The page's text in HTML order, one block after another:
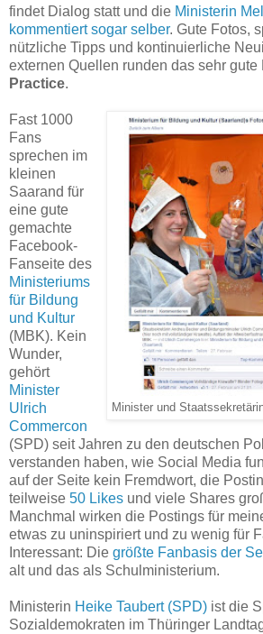
findet Dialog statt und die Ministerin
kommentiert sogar selber. Gute Fotos,
nützliche Tipps und kontinuierliche
externen Quellen runden das sehr gute
Practice.
Minister und
Fast 1000
Fans
sprechen im
kleinen
Saarand für
eine gute
gemachte
Facebook-
Fanseite des
Ministeriums
für Bildung
und Kultur
(MBK). Kein
Wunder,
gehört
Minister
Ulrich
Commercon
(SPD) seit Jahren zu den deutschen
verstanden haben, wie Social Media
auf der Seite kein Fremdwort, die
teilweise 50 Likes und viele Shares
Manchmal wirken die Postings für
etwas zu uninspiriert und zu wenig für
Interessant: Die größte Fanbasis der
alt und das als Schulministerium.
Ministerin Heike Taubert (SPD) ist die
Sozialdemokraten im Thüringer